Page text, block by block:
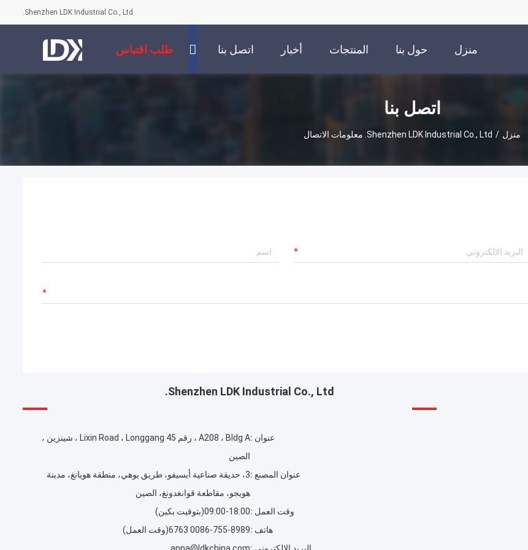
Shenzhen LDK Industrial Co., Ltd.
منزل حول بنا المنتجات أخبار اتصل بنا طلب اقتباس
اتصل بنا
منزل / Shenzhen LDK Industrial Co., Ltd. معلومات الاتصال
Shenzhen LDK Industrial Co., Ltd.
عنوان :
A208 ، Bldg A ، رقم 45 Lixin Road ، Longgang ، شينزين ،
الصين
عنوان المصنع :
3، حديقة صناعية أيسيفو، طريق يوهي، منطقة هويانغ، مدينة
هويجو، مقاطعة قوانغدونغ، الصين
وقت العمل :09:00-18:00(بتوقيت بكين)
هاتف :0086-755-8989 6763(وقت العمل)